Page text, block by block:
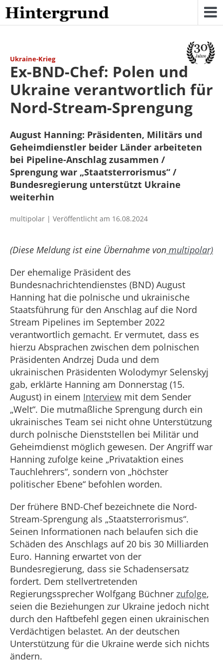
Skip
to
content
Ukraine-Krieg
Ex-BND-Chef: Polen und
Ukraine verantwortlich für
Nord-Stream-Sprengung
August Hanning: Präsidenten, Militärs und
Geheimdienstler beider Länder arbeiteten
bei Pipeline-Anschlag zusammen /
Sprengung war „Staatsterrorismus“ /
Bundesregierung unterstützt Ukraine
weiterhin
multipolar | Veröffentlicht am 16.08.2024
(Diese Meldung ist eine Übernahme von multipolar)
Der ehemalige Präsident des
Bundesnachrichtendienstes (BND) August
Hanning hat die polnische und ukrainische
Staatsführung für den Anschlag auf die Nord
Stream Pipelines im September 2022
verantwortlich gemacht. Er vermutet, dass es
hierzu Absprachen zwischen dem polnischen
Präsidenten Andrzej Duda und dem
ukrainischen Präsidenten Wolodymyr Selenskyj
gab, erklärte Hanning am Donnerstag (15.
August) in einem Interview mit dem Sender
„Welt“. Die mutmaßliche Sprengung durch ein
ukrainisches Team sei nicht ohne Unterstützung
durch polnische Dienststellen bei Militär und
Geheimdienst möglich gewesen. Der Angriff war
Hanning zufolge keine „Privataktion eines
Tauchlehrers“, sondern von „höchster
politischer Ebene“ befohlen worden.
Der frühere BND-Chef bezeichnete die Nord-
Stream-Sprengung als „Staatsterrorismus“.
Seinen Informationen nach belaufen sich die
Schäden des Anschlags auf 20 bis 30 Milliarden
Euro. Hanning erwartet von der
Bundesregierung, dass sie Schadensersatz
fordert. Dem stellvertretenden
Regierungssprecher Wolfgang Büchner zufolge,
seien die Beziehungen zur Ukraine jedoch nicht
durch den Haftbefehl gegen einen ukrainischen
Verdächtigen belastet. An der deutschen
Unterstützung für die Ukraine werde sich nichts
ändern.